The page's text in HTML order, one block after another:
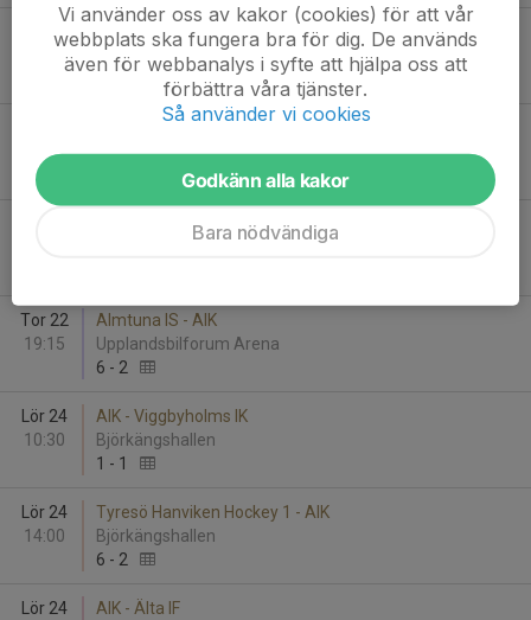
Lör 17
AIK - Järfälla HC vit
Ulriksdals IP Hall 3
09:30
Ulriksdals IP Hall 3
Vallentuna Hockey röd - AIK
Tor 22
19:15
Almtuna IS - AIK
Upplandsbilforum Arena
6 - 2
Lör 24
10:30
AIK - Viggbyholms IK
Björkängshallen
1 - 1
Lör 24
14:00
Tyresö Hanviken Hockey 1 - AIK
Björkängshallen
6 - 2
Lör 24
AIK - Älta IF
Vi använder oss av kakor (cookies) för att vår
webbplats ska fungera bra för dig. De används
även för webbanalys i syfte att hjälpa oss att
förbättra våra tjänster.
Så använder vi cookies
Godkänn alla kakor
Bara nödvändiga